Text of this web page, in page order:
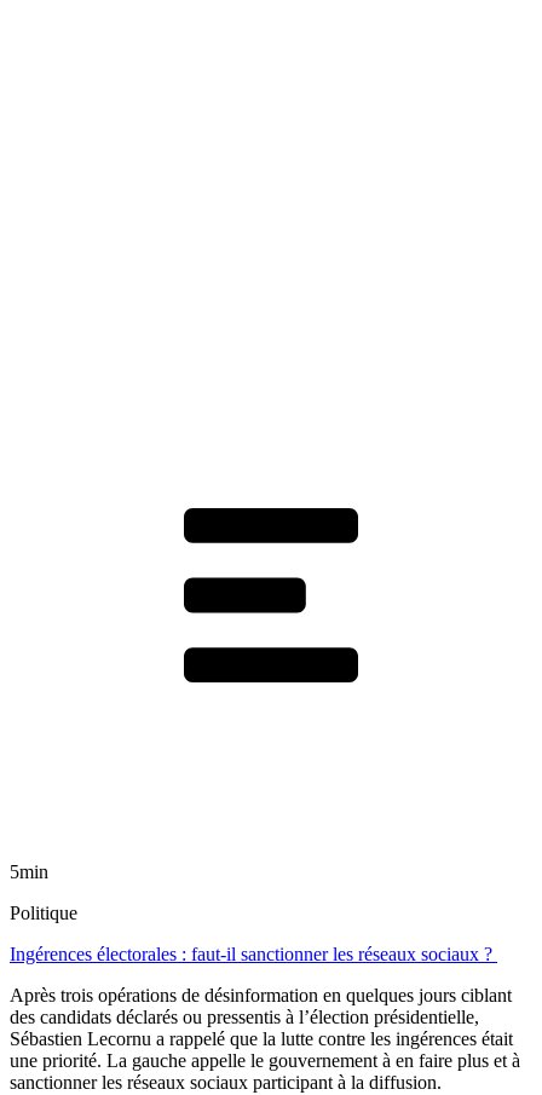
5min
Politique
Ingérences électorales : faut-il sanctionner les réseaux sociaux ?
Après trois opérations de désinformation en quelques jours ciblant
des candidats déclarés ou pressentis à l’élection présidentielle,
Sébastien Lecornu a rappelé que la lutte contre les ingérences était
une priorité. La gauche appelle le gouvernement à en faire plus et à
sanctionner les réseaux sociaux participant à la diffusion.